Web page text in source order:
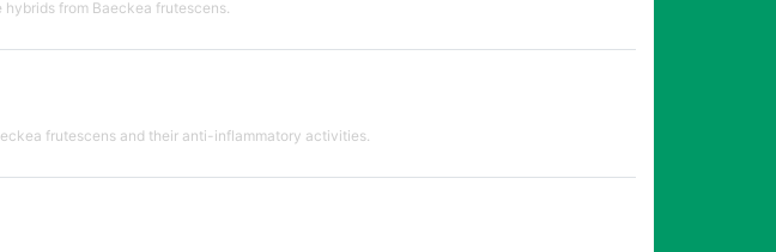
from Baeckea frutescens.
frutescens and their anti-inflammatory activities.